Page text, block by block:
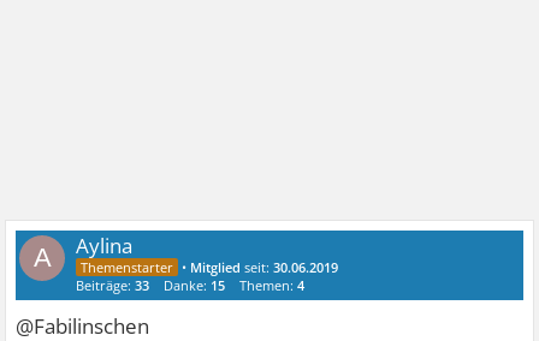
A Aylina
• Mitglied seit:30.06.2019
Beiträge:33 Danke: 15 Themen:4
@Fabilinschen